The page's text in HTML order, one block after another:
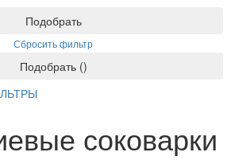
Подобрать
Сбросить фильтр
Подобрать ()
соковарки